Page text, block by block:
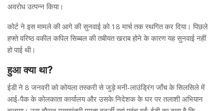
अवरोध उत्पन्न किया।
कोर्ट ने इस मामले की आगे की सुनवाई को 18 मार्च तक स्थगित कर दिया। पिछले
हफ्ते वरिष्ठ वकील कपिल सिब्बल की तबीयत खराब होने के कारण यह सुनवाई नहीं
हो पाई थी।
हुआ क्या था?
ईडी ने 8 जनवरी को कोयला तस्करी से जुड़े मनी-लाउंड्रिंग जाँच के सिलसिले में
आई-पैक के कोलकाता कार्यालय और उसके निदेशक के घर पर तलाशी अभियान